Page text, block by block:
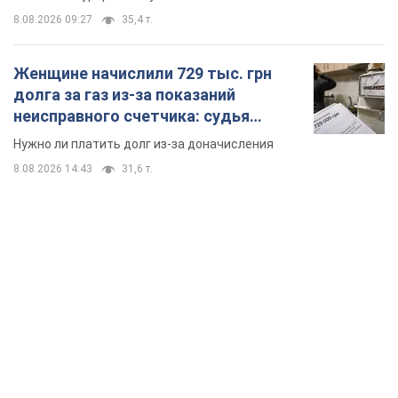
8.08.2026 09:27 35,4 т.
Женщине начислили 729 тыс. грн
долга за газ из-за показаний
неисправного счетчика: судья
вынес неожиданное решение
Нужно ли платить долг из-за доначисления
8.08.2026 14:43 31,6 т.